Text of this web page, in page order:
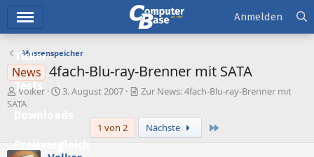
Ticker
Tests
Preisvergleich
Anmelden
Massenspeicher
News 4fach-Blu-ray-Brenner mit SATA
E
r
e
l
Volker
E
l
3. August 2007
Zur News: 4fach-Blu-ray-Brenner mit
SATA
1 von 2
Nächste